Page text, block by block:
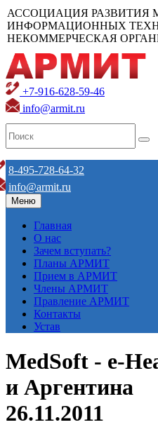
АССОЦИАЦИЯ РАЗВИТИЯ
ИНФОРМАЦИОННЫХ
НЕКОММЕРЧЕСКАЯ
+7-916-628-59-46
info@armit.ru
8-495-728-64-32
info@armit.ru
Меню
Главная
О нас
Зачем вступать?
Планы АРМИТ
Прием в АРМИТ
Члены АРМИТ
Правление АРМИТ
Контакты
Устав
MedSoft - e-
и Аргентина
26.11.2011